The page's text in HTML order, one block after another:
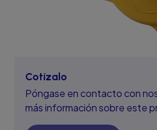
Cotízalo
Póngase en contacto con
más información sobre este